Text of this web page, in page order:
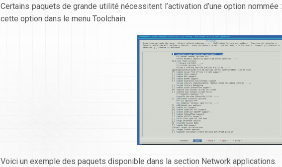
Certains paquets de grande utilité nécessitent l’activation d’une option nommée :
cette option dans le menuToolchain.
Voici un exemple des paquets disponible dans la section Network applications.